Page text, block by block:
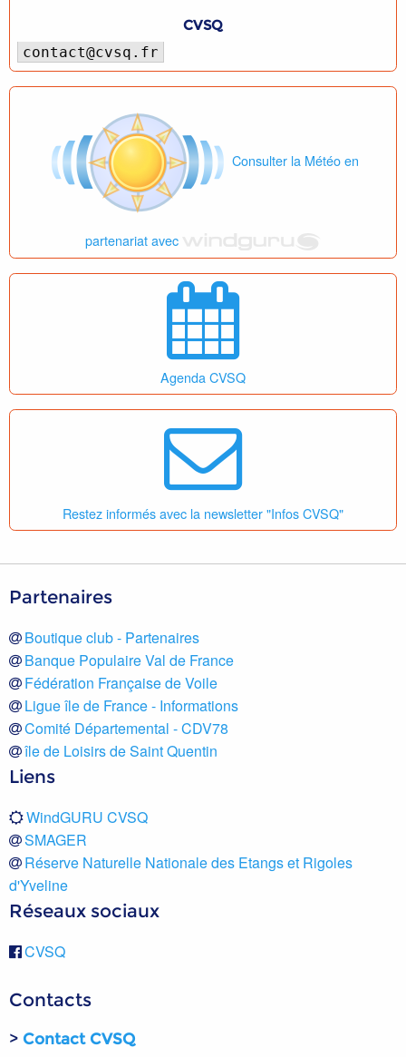
CVSQ
contact@cvsq.fr
Consulter la Météo en
partenariat avec
Agenda CVSQ
Restez informés avec la newsletter "Infos CVSQ"
Partenaires
Boutique club - Partenaires
Banque Populaire Val de France
Fédération Française de Voile
Ligue île de France - Informations
Comité Départemental - CDV78
île de Loisirs de Saint Quentin
Liens
WindGURU CVSQ
SMAGER
Réserve Naturelle Nationale des Etangs et Rigoles
d'Yveline
Réseaux sociaux
CVSQ
Contacts
> Contact CVSQ